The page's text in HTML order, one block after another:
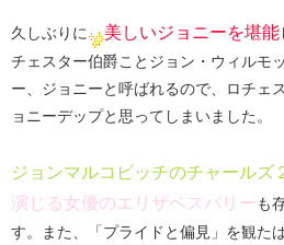
久しぶりに 美しいジョニーを堪能
チェスター伯爵ことジョン・ウィルモ
ー、ジョニーと呼ばれるので、ロチェ
ョニーデップと思ってしまいました。
ジョンマルコビッチのチャールズ
演じる女優のエリザベスバリーも
す。また、「プライドと偏見」を観た